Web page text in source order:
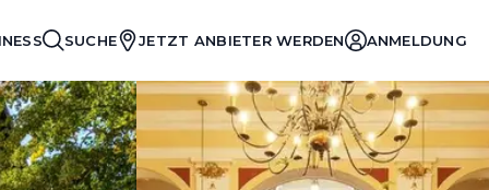
SUCHE JETZT ANBIETER WERDEN ANMELDUNG